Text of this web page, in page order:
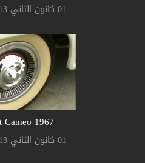
01 كانون الثاني 2013, 12:00 ص
Cameo 1967
01 كانون الثاني 2013, 12:00 ص